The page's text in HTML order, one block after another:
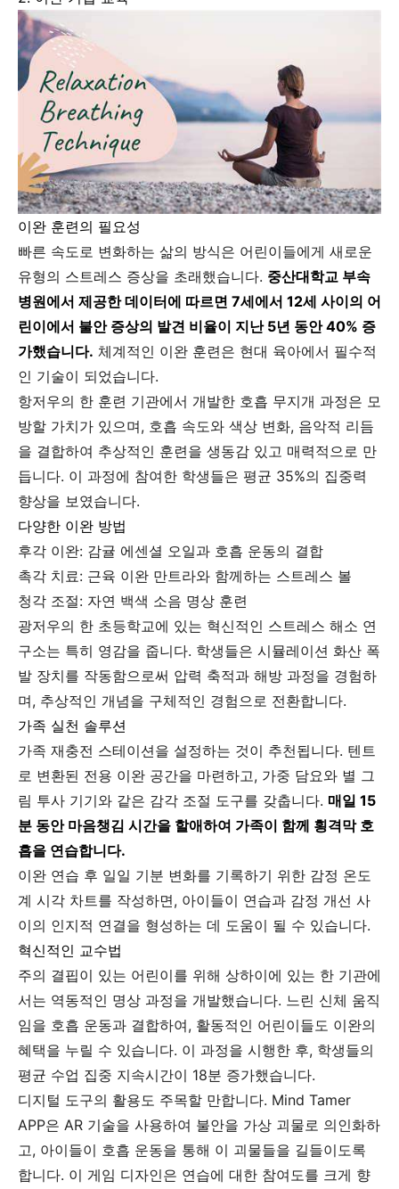
이완 훈련의 필요성
빠른 속도로 변화하는 삶의 방식은 어린이들에게 새로운
유형의 스트레스 증상을 초래했습니다. 중산대학교 부속
병원에서 제공한 데이터에 따르면 7세에서 12세 사이의 어
린이에서 불안 증상의 발견 비율이 지난 5년 동안 40% 증
가했습니다. 체계적인 이완 훈련은 현대 육아에서 필수적
인 기술이 되었습니다.
항저우의 한 훈련 기관에서 개발한 호흡 무지개 과정은 모
방할 가치가 있으며, 호흡 속도와 색상 변화, 음악적 리듬
을 결합하여 추상적인 훈련을 생동감 있고 매력적으로 만
듭니다. 이 과정에 참여한 학생들은 평균 35%의 집중력
향상을 보였습니다.
다양한 이완 방법
후각 이완: 감귤 에센셜 오일과 호흡 운동의 결합
촉각 치료: 근육 이완 만트라와 함께하는 스트레스 볼
청각 조절: 자연 백색 소음 명상 훈련
광저우의 한 초등학교에 있는 혁신적인 스트레스 해소 연
구소는 특히 영감을 줍니다. 학생들은 시뮬레이션 화산 폭
발 장치를 작동함으로써 압력 축적과 해방 과정을 경험하
며, 추상적인 개념을 구체적인 경험으로 전환합니다.
가족 실천 솔루션
가족 재충전 스테이션을 설정하는 것이 추천됩니다. 텐트
로 변환된 전용 이완 공간을 마련하고, 가중 담요와 별 그
림 투사 기기와 같은 감각 조절 도구를 갖춥니다. 매일 15
분 동안 마음챙김 시간을 할애하여 가족이 함께 횡격막 호
흡을 연습합니다.
이완 연습 후 일일 기분 변화를 기록하기 위한 감정 온도
계 시각 차트를 작성하면, 아이들이 연습과 감정 개선 사
이의 인지적 연결을 형성하는 데 도움이 될 수 있습니다.
혁신적인 교수법
주의 결핍이 있는 어린이를 위해 상하이에 있는 한 기관에
서는 역동적인 명상 과정을 개발했습니다. 느린 신체 움직
임을 호흡 운동과 결합하여, 활동적인 어린이들도 이완의
혜택을 누릴 수 있습니다. 이 과정을 시행한 후, 학생들의
평균 수업 집중 지속시간이 18분 증가했습니다.
디지털 도구의 활용도 주목할 만합니다. Mind Tamer
APP은 AR 기술을 사용하여 불안을 가상 괴물로 의인화하
고, 아이들이 호흡 운동을 통해 이 괴물들을 길들이도록
합니다. 이 게임 디자인은 연습에 대한 참여도를 크게 향